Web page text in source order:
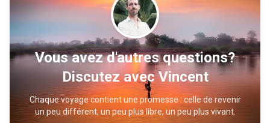
Vous avez d'autres questions?
Discutez avec Vincent
Chaque voyage contient une promesse : celle de revenir
un peu différent, un peu plus libre, un peu plus vivant.